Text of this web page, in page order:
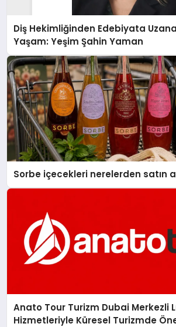
Diş Hekimliğinden Edebiyata
Yaşam: Yeşim Şahin Yaman
Sorbe içecekleri nerelerden satın
Anato Tour Turizm Dubai Merkezli
Hizmetleriyle Küresel Turizmde Öne